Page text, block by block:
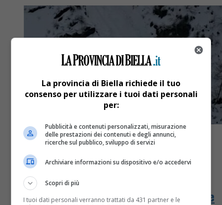
Valanga sopra Courmayeur, un morto e
La provincia di Biella richiede il tuo
consenso per utilizzare i tuoi dati personali
per:
Pubblicità e contenuti personalizzati, misurazione
delle prestazioni dei contenuti e degli annunci,
ricerche sul pubblico, sviluppo di servizi
Archiviare informazioni su dispositivo e/o accedervi
Scopri di più
I tuoi dati personali verranno trattati da 431 partner e le